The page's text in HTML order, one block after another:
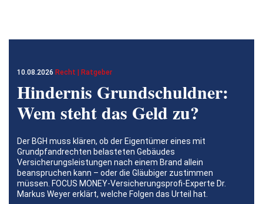
10.08.2026 Recht | Ratgeber
Hindernis Grundschuldner:
Wem steht das Geld zu?
Der BGH muss klären, ob der Eigentümer eines mit
Grundpfandrechten belasteten Gebäudes
Versicherungsleistungen nach einem Brand allein
beanspruchen kann – oder die Gläubiger zustimmen
müssen. FOCUS MONEY-Versicherungsprofi-Experte Dr.
Markus Weyer erklärt, welche Folgen das Urteil hat.